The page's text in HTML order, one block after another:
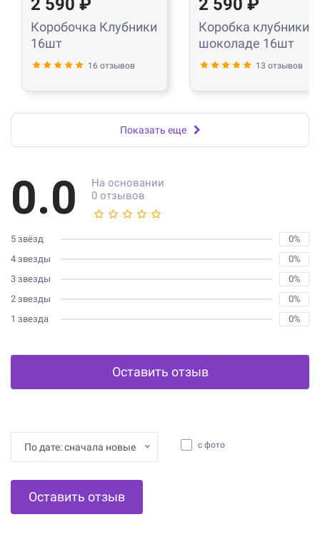
2 590 ₽
Коробочка Клубники
16шт
16 отзывов
2 590 ₽
Коробка клубники в
шоколаде 16шт
13 отзывов
Показать еще
0.0
На основании
0 отзывов
5 звёзд
0%
4 звезды
0%
3 звезды
0%
2 звезды
0%
1 звезда
0%
Оставить отзыв
По дате: сначала новые с фото
Оставить отзыв